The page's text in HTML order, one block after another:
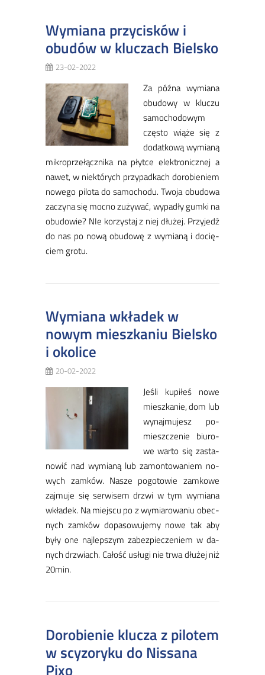
Wymiana przycisków i
obudów w kluczach Bielsko
23-02-2022
Za póź­na wy­mia­na
obu­do­wy w klu­czu
sa­mo­cho­do­wym
czę­sto wią­że się z
do­dat­ko­wą wy­mia­ną
mi­kro­prze­łącz­ni­ka na płyt­ce elek­tro­nicz­nej a
na­wet, w nie­któ­rych przy­pad­kach do­ro­bie­niem
no­we­go pi­lo­ta do sa­mo­cho­du. Two­ja obu­do­wa
za­czy­na się moc­no zu­ży­wać, wy­pa­dły gum­ki na
obu­do­wie? NIe ko­rzy­staj z niej dłu­żej. Przy­jedź
do nas po no­wą obu­do­wę z wy­mia­ną i do­cię­
ciem gro­tu.
Wymiana wkładek w
nowym mieszkaniu Bielsko
i okolice
20-02-2022
Je­śli ku­pi­łeś no­we
miesz­ka­nie, dom lub
wy­naj­mu­jesz po­
miesz­cze­nie biu­ro­
we war­to się za­sta­
no­wić nad wy­mia­ną lub za­mon­to­wa­niem no­
wych zam­ków. Na­sze po­go­to­wie zam­ko­we
zaj­mu­je się ser­wi­sem drzwi w tym wy­mia­na
wkła­dek. Na miej­scu po z wy­mia­ro­wa­niu obec­
nych zam­ków do­pa­so­wu­je­my no­we tak aby
by­ły one naj­lep­szym za­bez­pie­cze­niem w da­
nych drzwiach. Ca­łość usłu­gi nie tr­wa dłu­żej niż
20min.
Dorobienie klucza z pilotem
w scyzoryku do Nissana
Pixo